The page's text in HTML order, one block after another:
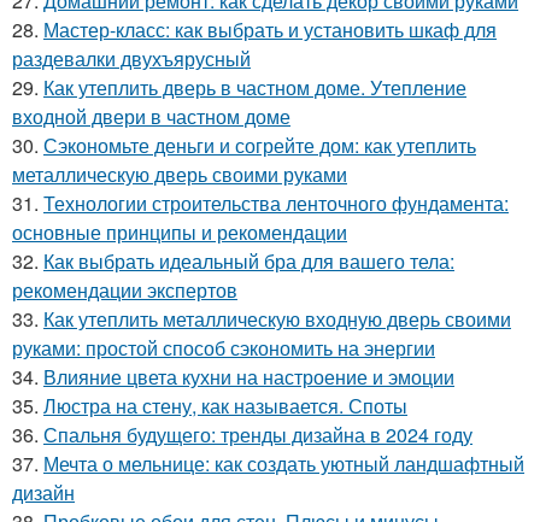
28. Мастер-класс: как выбрать и установить шкаф для
раздевалки двухъярусный
29. Как утеплить дверь в частном доме. Утепление
входной двери в частном доме
30. Сэкономьте деньги и согрейте дом: как утеплить
металлическую дверь своими руками
31. Технологии строительства ленточного фундамента:
основные принципы и рекомендации
32. Как выбрать идеальный бра для вашего тела:
рекомендации экспертов
33. Как утеплить металлическую входную дверь своими
руками: простой способ сэкономить на энергии
34. Влияние цвета кухни на настроение и эмоции
35. Люстра на стену, как называется. Споты
36. Спальня будущего: тренды дизайна в 2024 году
37. Мечта о мельнице: как создать уютный ландшафтный
дизайн